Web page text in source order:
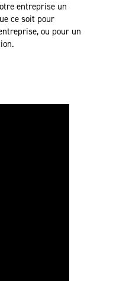
entreprise un
ce soit pour
ou pour un